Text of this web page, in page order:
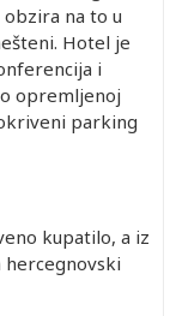
na to u
Hotel je
i
opremljenoj
parking
kupatilo, a iz
hercegnovski